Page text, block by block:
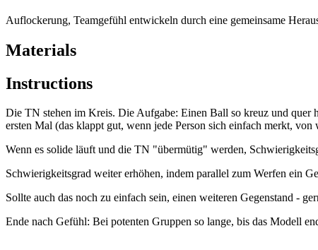
Auflockerung, Teamgefühl entwickeln durch eine gemeinsame
Materials
Instructions
Die TN stehen im Kreis. Die Aufgabe: Einen Ball so kreuz und quer
ersten Mal (das klappt gut, wenn jede Person sich einfach merkt,
Wenn es solide läuft und die TN "übermütig" werden,
Schwierigkeitsgrad weiter erhöhen, indem parallel zum Werfen ein
Sollte auch das noch zu einfach sein, einen weiteren Gegenstand -
Ende nach Gefühl: Bei potenten Gruppen so lange, bis das Modell